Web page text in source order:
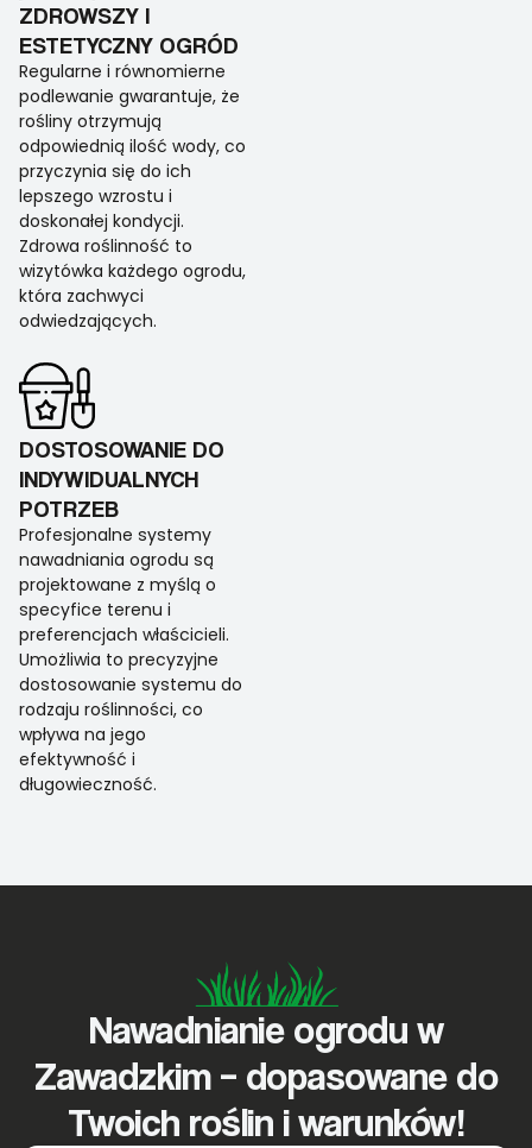
ZDROWSZY I
ESTETYCZNY OGRÓD
Regularne i równomierne
podlewanie gwarantuje, że
rośliny otrzymują
odpowiednią ilość wody, co
przyczynia się do ich
lepszego wzrostu i
doskonałej kondycji.
Zdrowa roślinność to
wizytówka każdego ogrodu,
która zachwyci
odwiedzających.
DOSTOSOWANIE DO
INDYWIDUALNYCH
POTRZEB
Profesjonalne systemy
nawadniania ogrodu są
projektowane z myślą o
specyfice terenu i
preferencjach właścicieli.
Umożliwia to precyzyjne
dostosowanie systemu do
rodzaju roślinności, co
wpływa na jego
efektywność i
długowieczność.
Nawadnianie ogrodu w
Zawadzkim – dopasowane do
Twoich roślin i warunków!